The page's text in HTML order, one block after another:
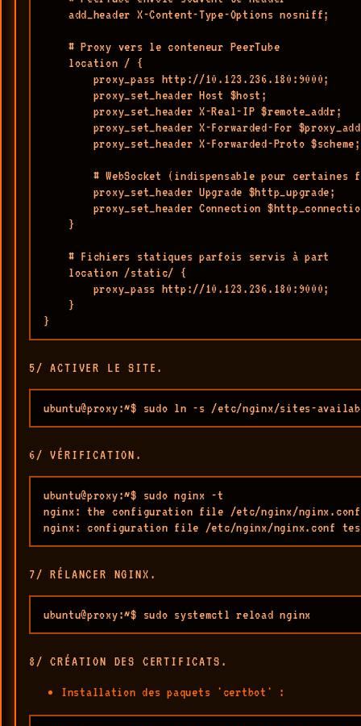
    add_header X-Content-Type-Options nosniff;
    # Proxy vers le conteneur PeerTube
    location / {
        proxy_pass http://10.123.236.180:9000;
        proxy_set_header Host $host;
        proxy_set_header X-Real-IP $remote_addr;
proxy_set_header X-Forwarded-For
        proxy_set_header X-Forwarded-Proto $scheme;
# WebSocket (indispensable pour certaines
        proxy_set_header Upgrade $http_upgrade;
proxy_set_header Connection
    }
    # Fichiers statiques parfois servis à part
    location /static/ {
        proxy_pass http://10.123.236.180:9000;
    }
}
5/ ACTIVER LE SITE.
ubuntu@proxy:~$ sudo ln -s /etc/nginx/sites-
6/ VÉRIFICATION.
ubuntu@proxy:~$ sudo nginx -t
nginx: the configuration file /etc/nginx/
nginx: configuration file /etc/nginx/nginx.conf
7/ RÉLANCER NGINX.
ubuntu@proxy:~$ sudo systemctl reload nginx
8/ CRÉATION DES CERTIFICATS.
Installation des paquets 'certbot' :